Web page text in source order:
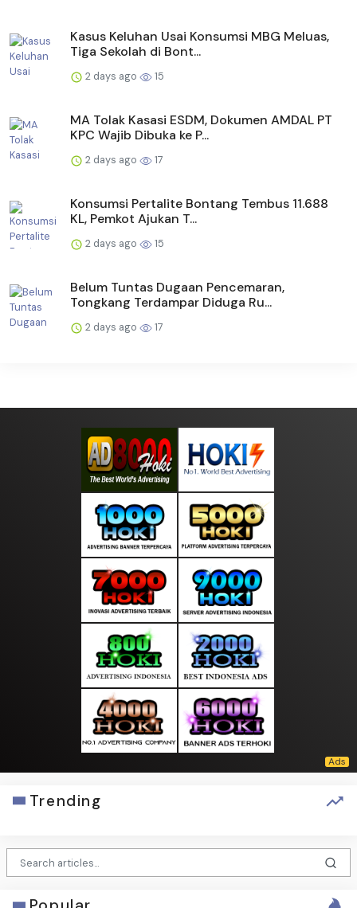
Kasus Keluhan Usai Konsumsi MBG Meluas,
Tiga Sekolah di Bont...
2 days ago 15
MA Tolak Kasasi ESDM, Dokumen AMDAL PT
KPC Wajib Dibuka ke P...
2 days ago 17
Konsumsi Pertalite Bontang Tembus 11.688
KL, Pemkot Ajukan T...
2 days ago 15
Belum Tuntas Dugaan Pencemaran,
Tongkang Terdampar Diduga Ru...
2 days ago 17
Trending